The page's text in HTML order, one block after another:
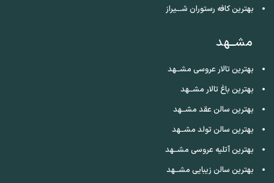
بهترین کافه رستوران شـــیراز
مشــهد
بهترین تالار عروسی مشــهد
بهترین باغ تالار مشــهد
بهترین سالن عقد مشــهد
بهترین سالن تولد مشــهد
بهترین آتلیه عروسی مشــهد
بهترین سالن زیبایی مشــهد